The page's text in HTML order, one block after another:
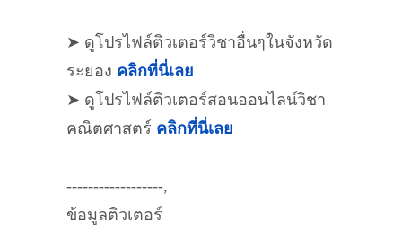
➤ ดูโปรไฟล์ติวเตอร์วิชาอื่นๆในจังหวัด
ระยอง คลิกที่นี่เลย
➤ ดูโปรไฟล์ติวเตอร์สอนออนไลน์วิชา
คณิตศาสตร์ คลิกที่นี่เลย
------------------,
ข้อมูลติวเตอร์